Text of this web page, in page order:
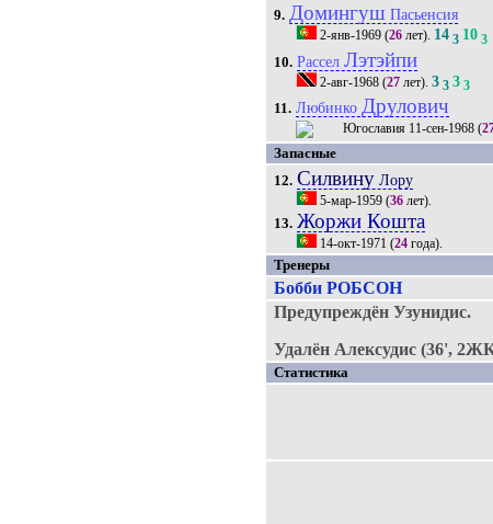
9. Домингуш Пасьенсия
2-янв-1969 (26 лет). 14 3 10 3
10. РасселЛэтэйпи
2-авг-1968 (27 лет).3 3 3 3
11. Любинко Друлович
11-сен-1968(
Запасные
12. Силвину Лору
5-мар-1959 (36 лет).
13. Жоржи Кошта
14-окт-1971 (24 года).
Тренеры
Бобби РОБСОН
Предупреждён Узунидис.
Удалён Алексудис (36',
Статистика